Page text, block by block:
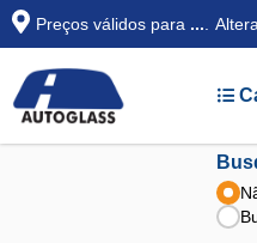
Preços válidos para ...